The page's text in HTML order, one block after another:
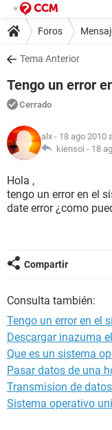
Foros
Tema Anterior
Tengo un error
Cerrado
alx - 18 ago 2010
kiensoi - 18
Hola ,
tengo un error en el
date error ¿como
Compartir
Consulta también:
Tengo un error en el
Descargar inazuma
Que es un sistema
Pasar datos de una
Transmision de datos
Sistema operativo